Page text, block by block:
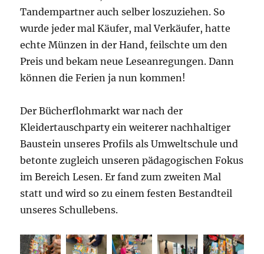
Tandempartner auch selber loszuziehen. So
wurde jeder mal Käufer, mal Verkäufer, hatte
echte Münzen in der Hand, feilschte um den
Preis und bekam neue Leseanregungen. Dann
können die Ferien ja nun kommen!
Der Bücherflohmarkt war nach der
Kleidertauschparty ein weiterer nachhaltiger
Baustein unseres Profils als Umweltschule und
betonte zugleich unseren pädagogischen Fokus
im Bereich Lesen. Er fand zum zweiten Mal
statt und wird so zu einem festen Bestandteil
unseres Schullebens.